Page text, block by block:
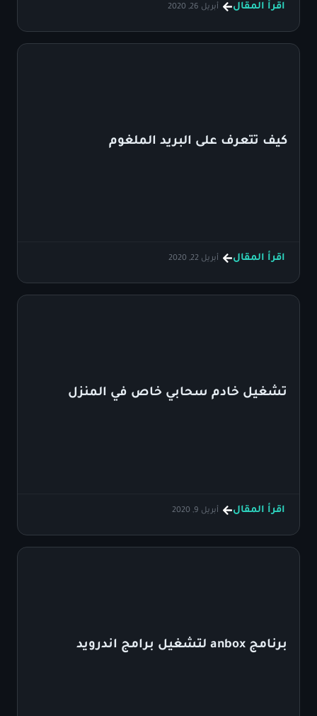
اقرأ المقال أبريل 26, 2020
كيف تتعرف على البريد الملغوم
اقرأ المقال أبريل 22, 2020
تشغيل خادم سحابي خاص في المنزل
اقرأ المقال أبريل 9, 2020
برنامج anbox لتشغيل برامج اندرويد